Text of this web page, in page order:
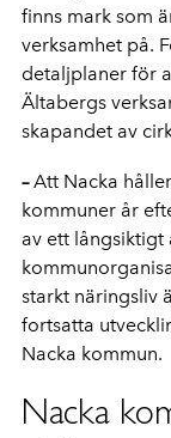
finns mark som
verksamhet på.
detaljplaner för
Ältabergs
skapandet av
–Att Nacka
kommuner år
av ett långsiktigt
starkt näringsliv
fortsatta
Nacka kommun.
Nacka